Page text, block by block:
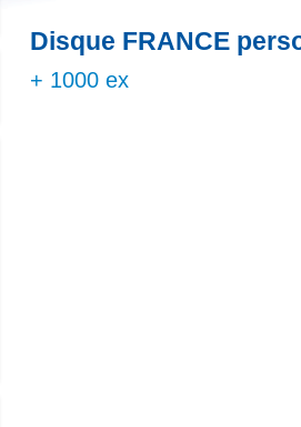
Disque FRANCE
+ 1000 ex